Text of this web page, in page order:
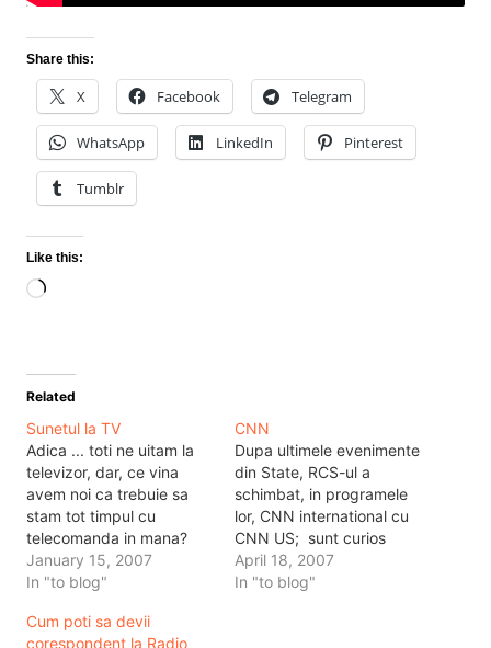
Share this:
X Facebook Telegram
WhatsApp LinkedIn Pinterest
Tumblr
Like this:
Loading…
Related
Sunetul la TV
Adica ... toti ne uitam la
televizor, dar, ce vina
avem noi ca trebuie sa
stam tot timpul cu
telecomanda in mana?
Asta ca sa dam mai tare,
sau mai incet, dupa caz,
Pentru ca pe ABSOLUT
January 15, 2007
In "to blog"
CNN
Dupa ultimele evenimente
din State, RCS-ul a
schimbat, in programele
lor, CNN international cu
CNN US; sunt curios
daca mai exista CNN
international pe
April 18, 2007
In "to blog"
Cum poti sa devii
corespondent la Radio